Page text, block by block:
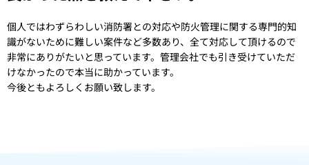
個人ではわずらわしい消防署との対応や防火管理に関する専門的知
識がないために難しい案件など多数あり、全て対応して頂けるので
非常にありがたいと思っています。管理会社でも引き受けていただ
けなかったので本当に助かっています。
今後ともよろしくお願い致します。